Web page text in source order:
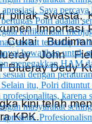
pihak swasta,
Importasi
Cukai
John
Blueray Dedy
kini telah
KPK.